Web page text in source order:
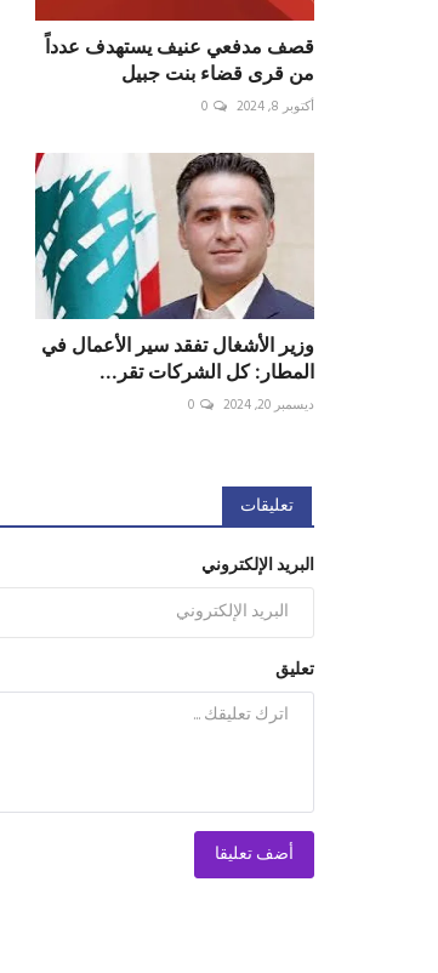
قصف مدفعي عنيف يستهدف عدداً
من قرى قضاء بنت جبيل
أكتوبر 8, 2024 0
وزير الأشغال تفقد سير الأعمال في
المطار: كل الشركات تقر...
ديسمبر 20, 2024 0
تعليقات
البريد الإلكتروني
تعليق
أضف تعليقا